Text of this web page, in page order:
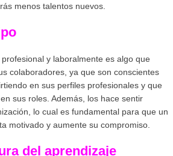
menos talentos nuevos.
y laboralmente es algo que
colaboradores, ya que son conscientes
en sus perfiles profesionales y que
sus roles. Además, los hace sentir
lo cual es fundamental para que un
motivado y aumente su compromiso.
del aprendizaje